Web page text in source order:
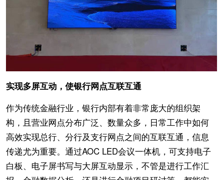
实现多屏互动，使银行网点互联互通
作为传统金融行业，银行内部有着非常庞大的组织架
构，且营业网点分布广泛、数量众多，日常工作中如何
高效实现总行、分行及支行网点之间的互联互通，信息
传递尤为重要。通过AOC LED会议一体机，可支持电子
白板、电子屏书写与大屏互动显示，不管是进行工作汇